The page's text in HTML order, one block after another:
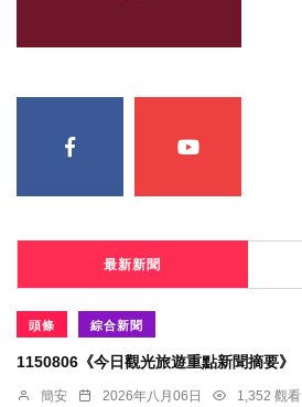
最新新聞
頭條 綜合新聞
1150806《今日觀光旅遊重點新聞摘要》
簡安 2026年八月06日 1,352 觀看